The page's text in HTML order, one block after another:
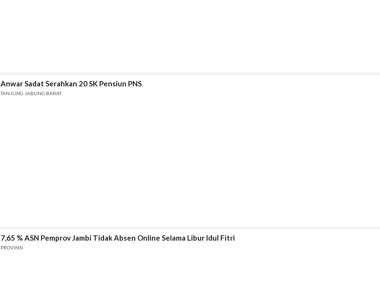
Anwar Sadat Serahkan 20 SK Pensiun PNS
TANJUNG JABUNG BARAT
7,65 % ASN Pemprov Jambi Tidak Absen Online Selama Libur Idul Fitri
PROVINSI